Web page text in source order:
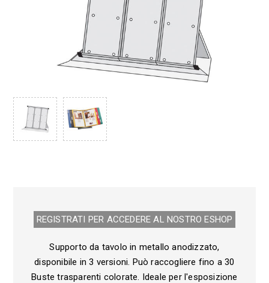
REGISTRATI PER ACCEDERE AL NOSTRO E­SHOP
Supporto da tavolo in metallo anodizzato,
disponibile in 3 versioni. Può raccogliere fino a 30
Buste trasparenti colorate. Ideale per l'esposizione